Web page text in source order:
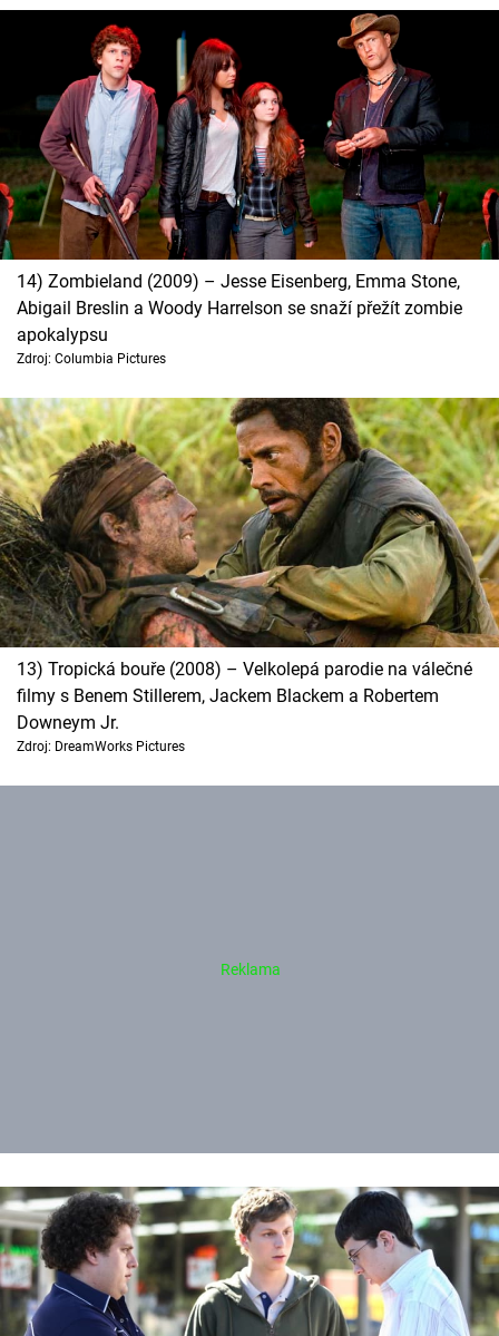
14) Zombieland (2009) – Jesse Eisenberg, Emma Stone,
Abigail Breslin a Woody Harrelson se snaží přežít zombie
apokalypsu
Zdroj: Columbia Pictures
13) Tropická bouře (2008) – Velkolepá parodie na válečné
filmy s Benem Stillerem, Jackem Blackem a Robertem
Downeym Jr.
Zdroj: DreamWorks Pictures